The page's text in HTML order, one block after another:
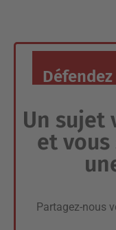
Un sujet
et
Partagez-nous